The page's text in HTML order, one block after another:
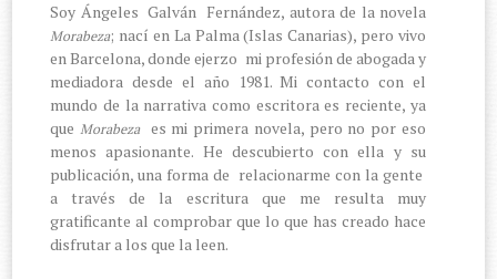
Soy Ángeles Galván Fernández, autora de la novela
Morabeza; nací en La Palma (Islas Canarias), pero vivo
en Barcelona, donde ejerzo mi profesión de abogada y
mediadora desde el año 1981. Mi contacto con el
mundo de la narrativa como escritora es reciente, ya
que Morabeza es mi primera novela, pero no por eso
menos apasionante. He descubierto con ella y su
publicación, una forma de relacionarme con la gente
a través de la escritura que me resulta muy
gratificante al comprobar que lo que has creado hace
disfrutar a los que la leen.